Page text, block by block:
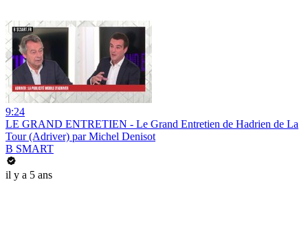
9:24
LE GRAND ENTRETIEN - Le Grand Entretien de Hadrien de La
Tour (Adriver) par Michel Denisot
B SMART
il y a 5 ans